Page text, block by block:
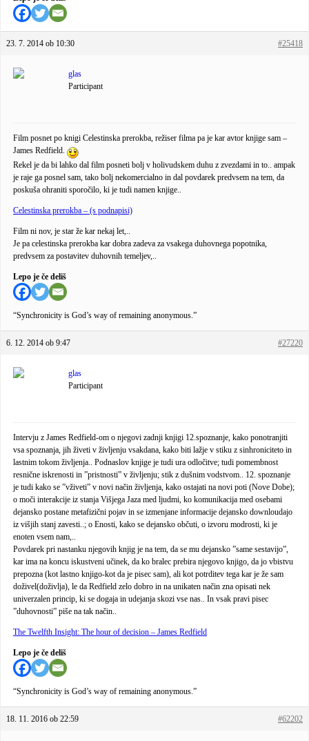
23. 7. 2014 ob 10:30 #25418
glas
Participant
Film posnet po knigi Celestinska prerokba, režiser filma pa je kar avtor knjige sam –
James Redfield.
Rekel je da bi lahko dal film posneti bolj v holivudskem duhu z zvezdami in to.. ampak
je raje ga posnel sam, tako bolj nekomercialno in dal povdarek predvsem na tem, da
poskuša ohraniti sporočilo, ki je tudi namen knjige..
Celestinska prerokba – (s podnapisi)
Film ni nov, je star že kar nekaj let,..
Je pa celestinska prerokba kar dobra zadeva za vsakega duhovnega popotnika,
predvsem za postavitev duhovnih temeljev,..
Lepo je če deliš
“Synchronicity is God’s way of remaining anonymous.”
6. 12. 2014 ob 9:47 #27220
glas
Participant
Intervju z James Redfield-om o njegovi zadnji knjigi 12.spoznanje, kako ponotranjiti
vsa spoznanja, jih živeti v življenju vsakdana, kako biti lažje v stiku z sinhroniciteto in
lastnim tokom življenja.. Podnaslov knjige je tudi ura odločitve; tudi pomembnost
resnične iskrenosti in ”pristnosti” v življenju; stik z dušnim vodstvom.. 12. spoznanje
je tudi kako se ”vživeti” v novi način življenja, kako ostajati na novi poti (Nove Dobe);
o moči interakcije iz stanja Višjega Jaza med ljudmi, ko komunikacija med osebami
dejansko postane metafizični pojav in se izmenjane informacije dejansko downloudajo
iz višjih stanj zavesti..; o Enosti, kako se dejansko občuti, o izvoru modrosti, ki je
enoten vsem nam,..
Povdarek pri nastanku njegovih knjig je na tem, da se mu dejansko ”same sestavijo”,
kar ima na koncu iskustveni učinek, da ko bralec prebira njegovo knjigo, da jo vbistvu
prepozna (kot lastno knjigo-kot da je pisec sam), ali kot potrditev tega kar je že sam
doživel(doživlja), le da Redfield zelo dobro in na unikaten način zna opisati nek
univerzalen princip, ki se dogaja in udejanja skozi vse nas.. In vsak pravi pisec
”duhovnosti” piše na tak način..
The Twelfth Insight: The hour of decision – James Redfield
Lepo je če deliš
“Synchronicity is God’s way of remaining anonymous.”
18. 11. 2016 ob 22:59 #62202